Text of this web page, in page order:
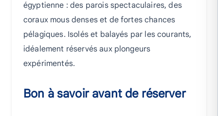
égyptienne : des parois spectaculaires, des
coraux mous denses et de fortes chances
pélagiques. Isolés et balayés par les courants,
idéalement réservés aux plongeurs
expérimentés.
Bon à savoir avant de réserver